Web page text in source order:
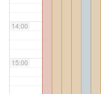
14:00
15:00